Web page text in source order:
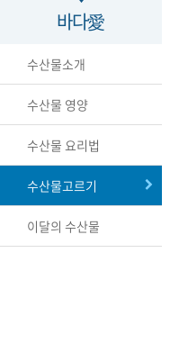
바다愛
수산물소개
수산물 영양
수산물 요리법
수산물고르기
이달의 수산물